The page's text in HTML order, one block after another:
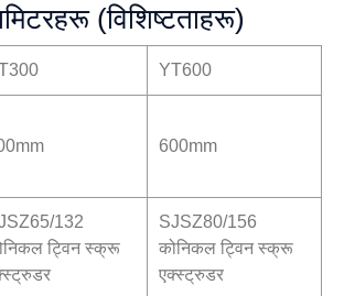
(विशिष्टताहरू)
YT600
600mm
132
ट्विन स्क्रू
SJSZ80/156
कोनिकल ट्विन स्क्रू
एक्स्ट्रुडर